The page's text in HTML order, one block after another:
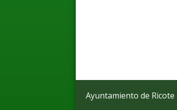
Ayuntamiento de Ricote